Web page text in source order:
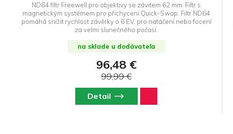
ND64 filtr Freewell pro objektivy se závitem 62 mm. Filtr s
magnetickým systémem pro přichycení Quick-Swap. Filtr ND64
pomáhá snížit rychlost závěrky o 6 EV, pro natáčení nebo focení
za velmi slunečného počasí.
na sklade u dodávateľa
96,48 €
99,99 €
Detail